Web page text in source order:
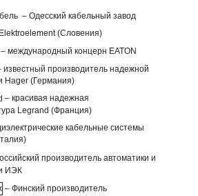
– Одесский кабельный завод
(Словения)
– международный концерн EATON
известный производитель надежной
Hager (Германия)
– красивая надежная
Legrand (Франция)
кабельные системы
производитель автоматики и
ИЭК
– Финский производитель